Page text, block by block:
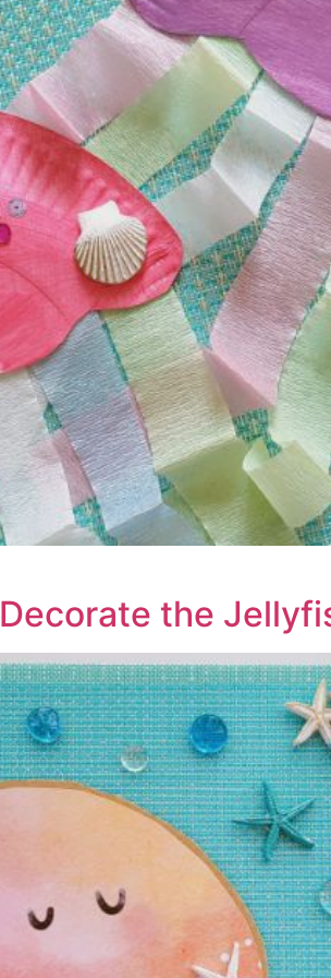
Decorate the